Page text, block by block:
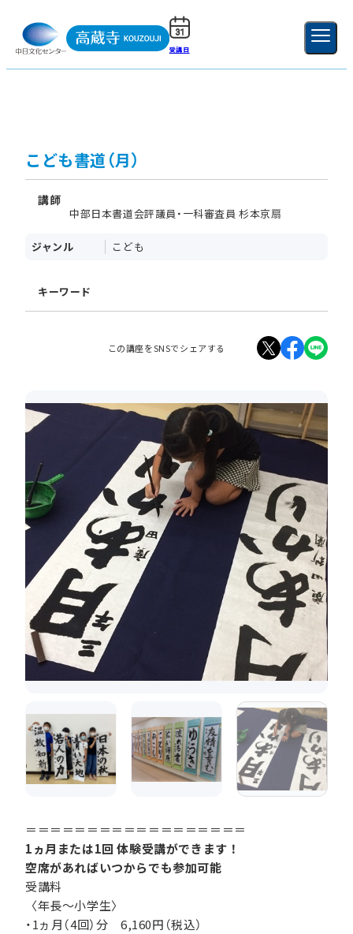
受講日 新規登録
こども書道（月）
講師
中部日本書道会評議員・一科審査員 杉本京扇
ジャンル こども
キーワード
この講座をSNSでシェアする
＝＝＝＝＝＝＝＝＝＝＝＝＝＝＝＝＝＝
1ヵ月または1回 体験受講ができます！
空席があればいつからでも参加可能
受講料
〈年長～小学生〉
・1ヵ月（4回）分 6,160円（税込）